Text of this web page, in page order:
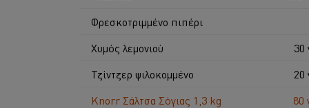
Φρεσκοτριμμένο πιπέρι
Χυμός λεμονιού
30
Τζίντζερ ψιλοκομμένο
20
Knorr Σάλτσα Σόγιας 1,3 kg
80